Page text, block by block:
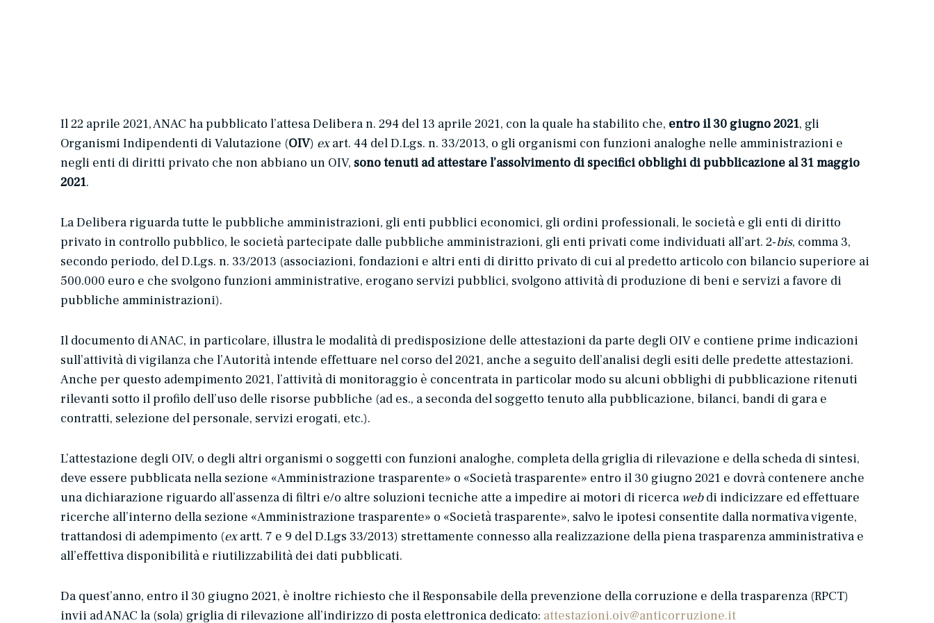
Il 22 aprile 2021, ANAC ha pubblicato l’attesa Delibera n. 294 del 13 aprile 2021, con la quale ha stabilito che, entro il 30 giugno 2021, gli
Organismi Indipendenti di Valutazione (OIV) exart. 44 del D.Lgs. n. 33/2013, o gli organismi con funzioni analoghe nelle amministrazioni e
negli enti di diritti privato che non abbiano un OIV, sono tenuti ad attestare l’assolvimento di specifici obblighi di pubblicazione al 31 maggio
2021.
La Delibera riguarda tutte le pubbliche amministrazioni, gli enti pubblici economici, gli ordini professionali, le società e gli enti di diritto
privato in controllo pubblico, le società partecipate dalle pubbliche amministrazioni, gli enti privati come individuati all’art. 2-bis, comma 3,
secondo periodo, del D.Lgs. n. 33/2013 (associazioni, fondazioni e altri enti di diritto privato di cui al predetto articolo con bilancio superiore ai
500.000 euro e che svolgono funzioni amministrative, erogano servizi pubblici, svolgono attività di produzione di beni e servizi a favore di
pubbliche amministrazioni).
Il documento di ANAC, in particolare, illustra le modalità di predisposizione delle attestazioni da parte degli OIV e contiene prime indicazioni
sull’attività di vigilanza che l’Autorità intende effettuare nel corso del 2021, anche a seguito dell’analisi degli esiti delle predette attestazioni.
Anche per questo adempimento 2021, l’attività di monitoraggio è concentrata in particolar modo su alcuni obblighi di pubblicazione ritenuti
rilevanti sotto il profilo dell’uso delle risorse pubbliche (ad es., a seconda del soggetto tenuto alla pubblicazione, bilanci, bandi di gara e
contratti, selezione del personale, servizi erogati, etc.).
L’attestazione degli OIV, o degli altri organismi o soggetti con funzioni analoghe, completa della griglia di rilevazione e della scheda di sintesi,
deve essere pubblicata nella sezione «Amministrazione trasparente» o «Società trasparente» entro il 30 giugno 2021 e dovrà contenere anche
una dichiarazione riguardo all’assenza di filtri e/o altre soluzioni tecniche atte a impedire ai motori di ricerca webdi indicizzare ed effettuare
ricerche all’interno della sezione «Amministrazione trasparente» o «Società trasparente», salvo le ipotesi consentite dalla normativa vigente,
trattandosi di adempimento (exartt. 7 e 9 del D.Lgs 33/2013) strettamente connesso alla realizzazione della piena trasparenza amministrativa e
all’effettiva disponibilità e riutilizzabilità dei dati pubblicati.
Da quest’anno, entro il 30 giugno 2021, è inoltre richiesto che il Responsabile della prevenzione della corruzione e della trasparenza (RPCT)
invii ad ANAC la (sola) griglia di rilevazione all’indirizzo di posta elettronica dedicato: attestazioni.oiv@anticorruzione.it